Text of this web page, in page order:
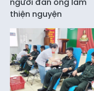
thiện nguyện